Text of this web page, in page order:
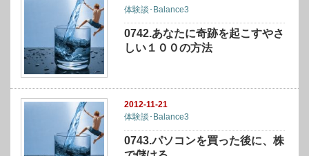
体験談･Balance3
0742.あなたに奇跡を起こすやさ
しい１００の方法
2012-11-21
体験談･Balance3
0743.パソコンを買った後に、株